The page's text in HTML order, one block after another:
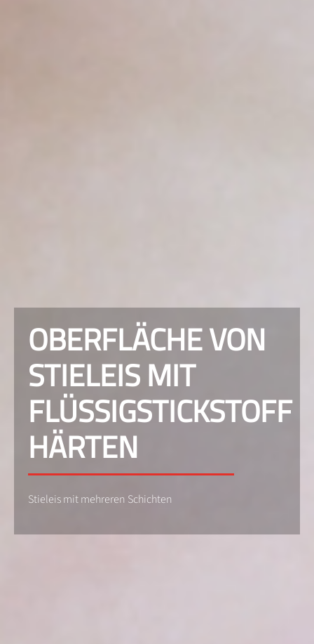
OBERFLÄCHE VON
STIELEIS MIT
FLÜSSIGSTICKSTOFF
HÄRTEN
Stieleis mit mehreren Schichten